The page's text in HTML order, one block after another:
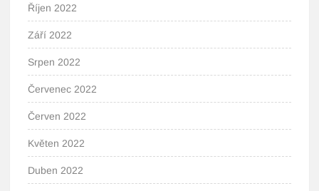
Říjen 2022
Září 2022
Srpen 2022
Červenec 2022
Červen 2022
Květen 2022
Duben 2022